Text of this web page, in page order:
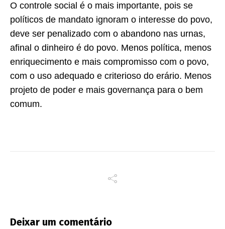
O controle social é o mais importante, pois se
políticos de mandato ignoram o interesse do povo,
deve ser penalizado com o abandono nas urnas,
afinal o dinheiro é do povo. Menos política, menos
enriquecimento e mais compromisso com o povo,
com o uso adequado e criterioso do erário. Menos
projeto de poder e mais governança para o bem
comum.
Deixar um comentário